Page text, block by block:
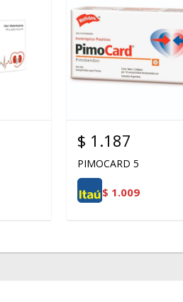
$ 1.187
PIMOCARD 5
$ 1.009